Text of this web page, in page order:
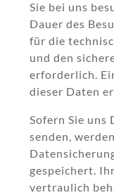
Sie bei uns
Dauer des
für die
und den
erforderlich.
dieser Daten
Sofern Sie
senden,
gespeichert.
vertraulich